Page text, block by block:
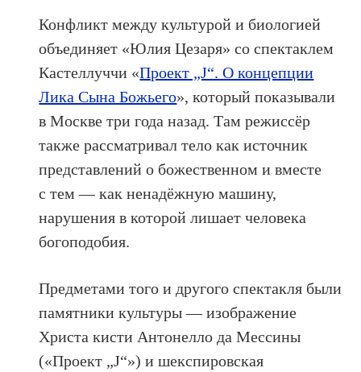
Конфликт между культурой и биологией
объединяет «Юлия Цезаря» со спектаклем
Кастеллуччи «Проект „J“. О концепции
Лика Сына Божьего», который показывали
в Москве три года назад. Там режиссёр
также рассматривал тело как источник
представлений о божественном и вместе
с тем — как ненадёжную машину,
нарушения в которой лишает человека
богоподобия.
Предметами того и другого спектакля были
памятники культуры — изображение
Христа кисти Антонелло да Мессины
(«Проект „J“») и шекспировская